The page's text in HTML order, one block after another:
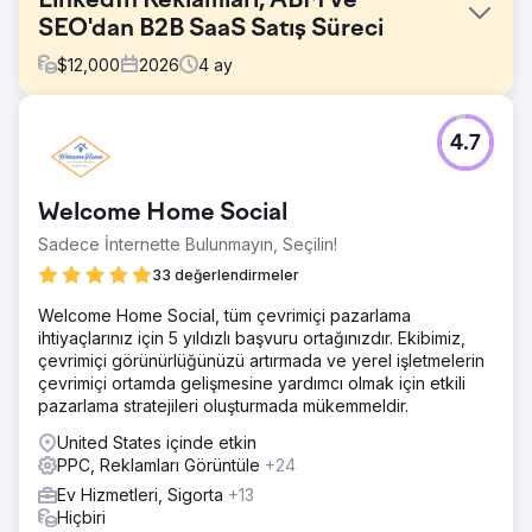
SEO'dan B2B SaaS Satış Süreci
$12,000 2026 4 ay
İş gücü analitiği alanında faaliyet gösteren bir B2B SaaS
şirketi, güçlü bir ürüne rağmen satış hattında tıkanıklık
niyeti olan tüm anahtar kelimeleri kaçırıyordu, LinkedIn
reklamları tıklamalar üretiyor ancak demo sunmuyordu ve
hesap tabanlı pazarlama sistemi yerinde değildi.
Pazarlama kaynaklı satış hattı yeni gelirin %12'sinden azını
oluşturuyordu, satış döngüleri 90 ila 180 gün arasında
sürüyordu ve zayıf bir ilişkilendirme söz konusuydu,
ayrıca CFO reklam harcamalarını kazanılan anlaşmalarla
ilişkilendiremiyordu. SEO ve reklamları yeniden
yapılandırabilecek bir B2B pazarlama ajansına ihtiyaçları
vardı.
Çözüm
Elatre, B2B pazarlama motorunun tamamını yeniden inşa
etti. SEO ekibimiz, alıcı niyeti ve ürün karşılaştırma anahtar
kelimeleri için konu bazlı otorite kümeleri oluşturdu; ayrıca
Welcome Home Social
Sadece İnternette Bulunmayın, Seçilin!
33 değerlendirmeler
4.7
Welcome Home Social, tüm çevrimiçi pazarlama
ihtiyaçlarınız için 5 yıldızlı başvuru ortağınızdır. Ekibimiz,
çevrimiçi görünürlüğünüzü artırmada ve yerel işletmelerin
çevrimiçi ortamda gelişmesine yardımcı olmak için etkili
pazarlama stratejileri oluşturmada mükemmeldir.
United States içinde etkin
PPC, Reklamları Görüntüle +24
Ev Hizmetleri, Sigorta +13
Hiçbiri